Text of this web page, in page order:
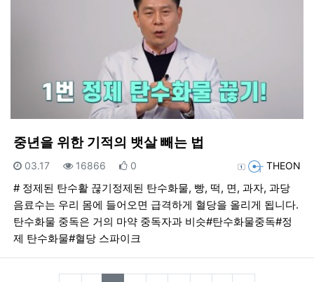
중년을 위한 기적의 뱃살 빼는 법
등록자THEON
등록일
03.17 조회
16866 추천
0
# 정제된 탄수활 끊기정제된 탄수화물, 빵, 떡, 면, 과자, 과당
음료수는 우리 몸에 들어오면 급격하게 혈당을 올리게 됩니다.
탄수화물 중독은 거의 마약 중독자과 비슷#탄수화물중독#정
제 탄수화물#혈당 스파이크